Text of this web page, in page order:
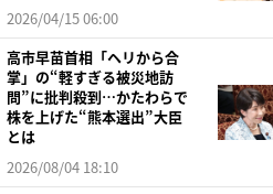
2026/04/15 06:00
高市早苗首相「ヘリから合
掌」の“軽すぎる被災地訪
問”に批判殺到…かたわらで
株を上げた“熊本選出”大臣
とは
2026/08/04 18:10